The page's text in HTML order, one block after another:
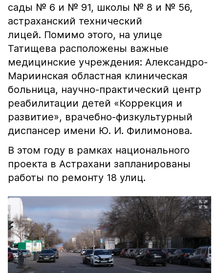
сады № 6 и № 91, школы № 8 и № 56,
астраханский технический
лицей. Помимо этого, на улице
Татищева расположены важные
медицинские учреждения: Александро-
Мариинская областная клиническая
больница, научно-практический центр
реабилитации детей «Коррекция и
развитие», врачебно-физкультурный
диспансер имени Ю. И. Филимонова.
В этом году в рамках национального
проекта в Астрахани запланированы
работы по ремонту 18 улиц.